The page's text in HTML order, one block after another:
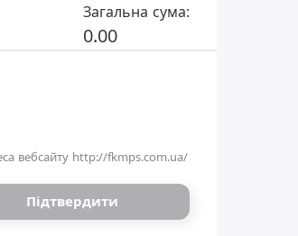
Загальна сума:
0.00
вебсайту http://fkmps.com.ua/
Підтвердити